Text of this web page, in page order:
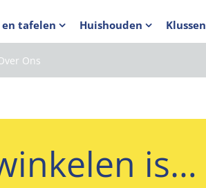
en tafelen Huishouden Klussen
Ons
is…